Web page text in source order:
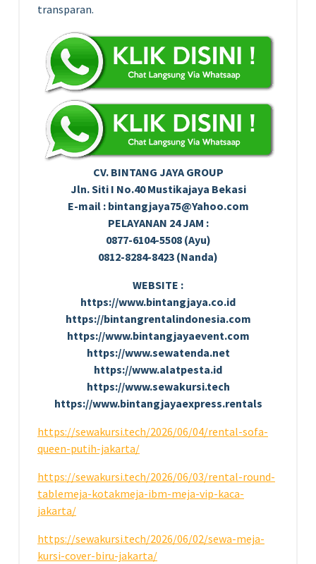
transparan.
CV. BINTANG JAYA GROUP
Jln. Siti I No.40 Mustikajaya Bekasi
E-mail : bintangjaya75@Yahoo.com
PELAYANAN 24 JAM :
0877-6104-5508 (Ayu)
0812-8284-8423 (Nanda)
WEBSITE :
https://www.bintangjaya.co.id
https://bintangrentalindonesia.com
https://www.bintangjayaevent.com
https://www.sewatenda.net
https://www.alatpesta.id
https://www.sewakursi.tech
https://www.bintangjayaexpress.rentals
https://sewakursi.tech/2026/06/04/rental-sofa-
queen-putih-jakarta/
https://sewakursi.tech/2026/06/03/rental-round-
tablemeja-kotakmeja-ibm-meja-vip-kaca-
jakarta/
https://sewakursi.tech/2026/06/02/sewa-meja-
kursi-cover-biru-jakarta/